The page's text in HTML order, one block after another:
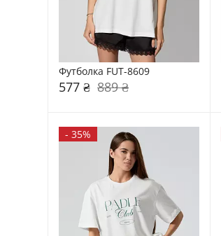
Футболка FUT-8609
577 ₴ 889 ₴
- 35%